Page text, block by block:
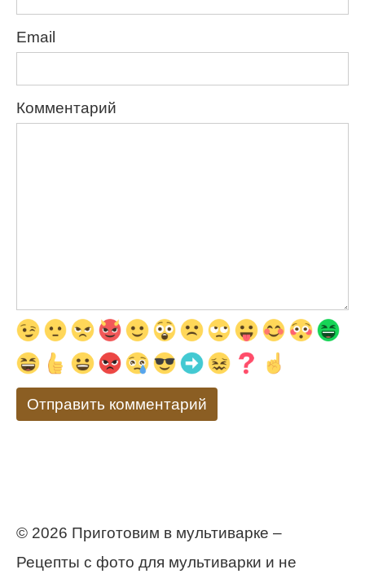
Email
Комментарий
© 2026 Приготовим в мультиварке –
Рецепты с фото для мультиварки и не